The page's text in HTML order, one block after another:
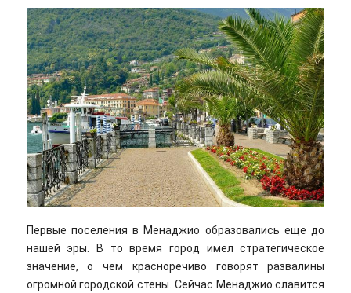
Первые поселения в Менаджио образовались еще до
нашей эры. В то время город имел стратегическое
значение, о чем красноречиво говорят развалины
огромной городской стены. Сейчас Менаджио славится